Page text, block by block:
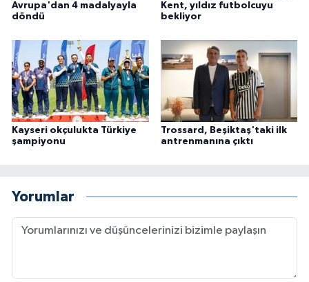
Avrupa'dan 4 madalyayla
döndü
Kent, yıldız futbolcuyu
bekliyor
Kayseri okçulukta Türkiye
şampiyonu
Trossard, Beşiktaş'taki ilk
antrenmanına çıktı
Yorumlar